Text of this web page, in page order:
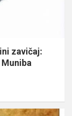
zavičaj: